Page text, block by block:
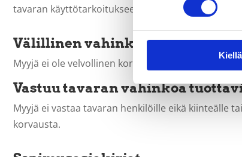
Kiellä
tavaran käyttötarkoitukseen liittyvien tietojen
Välillinen vahinko
Myyjä ei ole velvollinen korvaamaan ostajalle
Vastuu tavaran vahinkoa
Myyjä ei vastaa tavaran henkilöille eikä kiinteälle
korvausta.